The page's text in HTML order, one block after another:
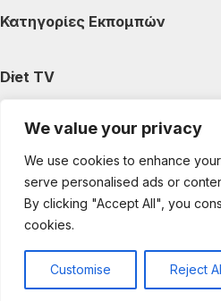
We value your privacy
We use cookies to enhance
serve personalised ads or
By clicking "Accept All", you
cookies.
Customise Reject
Κατηγορίες Εκπομπών
Diet TV
Κατηγορίες Άρθρων
Ακολουθήστε μας
Copyright © 2025 DietTV. All
development by